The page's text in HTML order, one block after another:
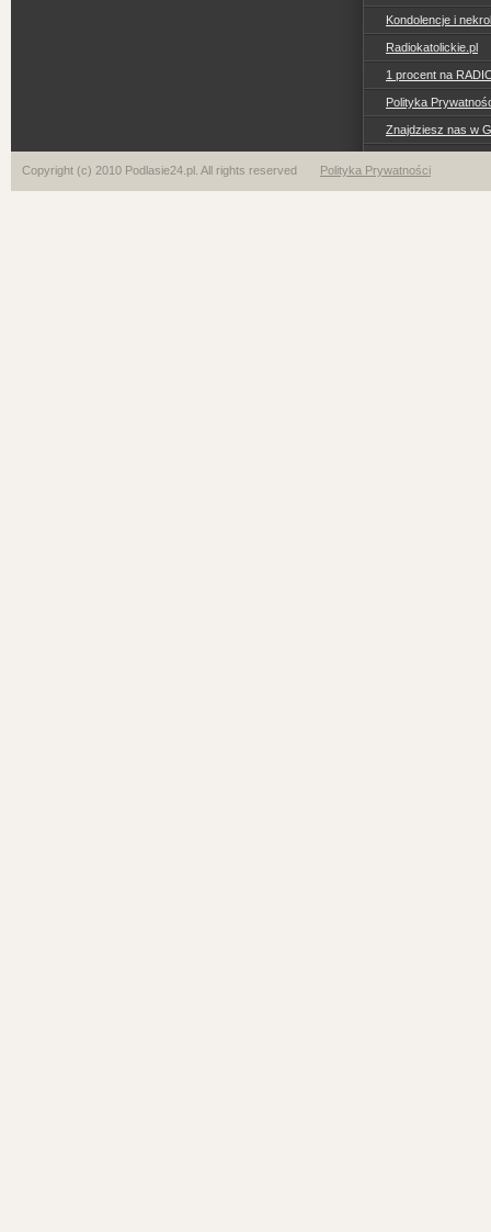
Kondolencje i
Radiokatolickie.pl
1 procent na
Polityka
Znajdziesz nas w
Copyright (c) 2010 Podlasie24.pl. All rights reserved Polityka Prywatności